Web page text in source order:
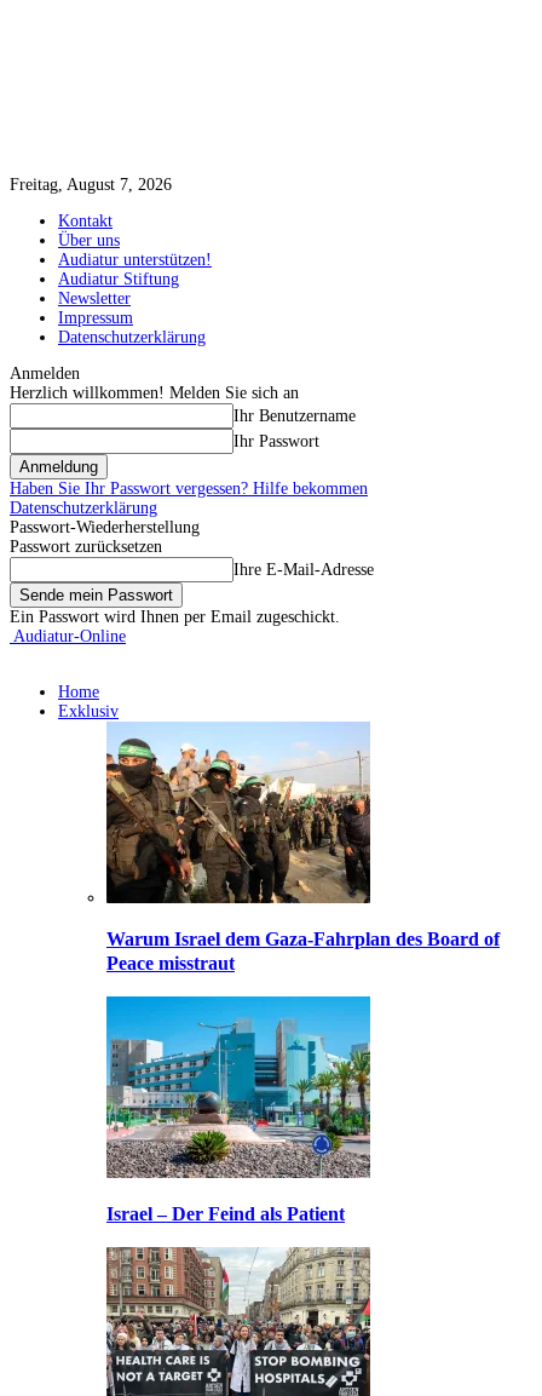
Freitag, August 7, 2026
Kontakt
Über uns
Audiatur unterstützen!
Audiatur Stiftung
Newsletter
Impressum
Datenschutzerklärung
Anmelden
Herzlich willkommen! Melden Sie sich an
Ihr Benutzername
Ihr Passwort
Haben Sie Ihr Passwort vergessen? Hilfe bekommen
Datenschutzerklärung
Passwort-Wiederherstellung
Passwort zurücksetzen
Ihre E-Mail-Adresse
Ein Passwort wird Ihnen per Email zugeschickt.
Audiatur-Online
Home
Exklusiv
Warum Israel dem Gaza-Fahrplan des Board of
Peace misstraut
Israel – Der Feind als Patient